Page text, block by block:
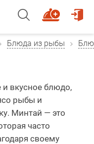
Блюда из рыбы
и вкусное блюдо,
рыбы и
Минтай — это
часто
своему